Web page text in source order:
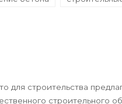
для строительства
строительного